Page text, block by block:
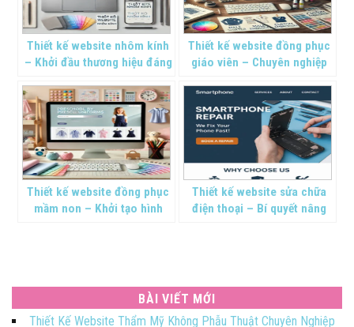
Thiết kế website nhôm kính
– Khởi đầu thương hiệu đáng
Thiết kế website đồng phục
giáo viên – Chuyên nghiệp
Thiết kế website đồng phục
mầm non – Khởi tạo hình
Thiết kế website sửa chữa
điện thoại – Bí quyết nâng
BÀI VIẾT MỚI
Thiết Kế Website Thẩm Mỹ Không Phẫu Thuật Chuyên Nghiệp